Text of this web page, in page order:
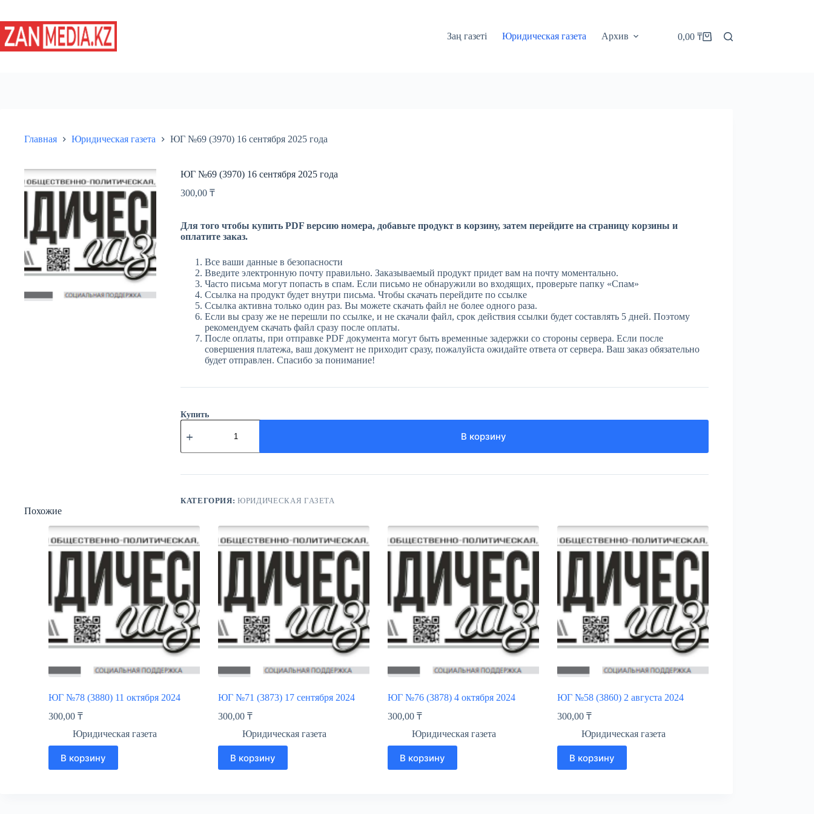
сути
Заң газеті
Юридическая газета Архив Корзина
0,00 ₸
Главная Юридическая газета ЮГ №69 (3970) 16 сентября 2025 года
ЮГ №69 (3970) 16 сентября 2025 года
300,00 ₸
Для того чтобы купить PDF версию номера, добавьте продукт в корзину, затем перейдите на страницу корзины и
оплатите заказ.
Все ваши данные в безопасности
Введите электронную почту правильно. Заказываемый продукт придет вам на почту моментально.
Часто письма могут попасть в спам. Если письмо не обнаружили во входящих, проверьте папку «Спам»
Ссылка на продукт будет внутри письма. Чтобы скачать перейдите по ссылке
Ссылка активна только один раз. Вы можете скачать файл не более одного раза.
Если вы сразу же не перешли по ссылке, и не скачали файл, срок действия ссылки будет составлять 5 дней. Поэтому
рекомендуем скачать файл сразу после оплаты.
После оплаты, при отправке PDF документа могут быть временные задержки со стороны сервера. Если после
совершения платежа, ваш документ не приходит сразу, пожалуйста ожидайте ответа от сервера. Ваш заказ обязательно
будет отправлен. Спасибо за понимание!
Купить
Количество
товара
№69
16
2025
года
В корзину
КАТЕГОРИЯ:ЮРИДИЧЕСКАЯ ГАЗЕТА
Похожие
ЮГ №78 (3880) 11 октября 2024
300,00 ₸
Юридическая газета
В корзину
ЮГ №71 (3873) 17 сентября 2024
300,00 ₸
Юридическая газета
В корзину
ЮГ №76 (3878) 4 октября 2024
300,00 ₸
Юридическая газета
В корзину
ЮГ №58 (3860) 2 августа 2024
300,00 ₸
Юридическая газета
В корзину